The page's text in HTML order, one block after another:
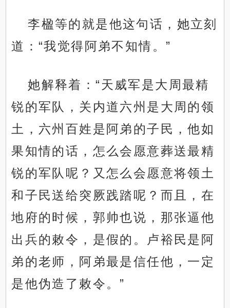
李楹等的就是他这句话，她立刻
道：“我觉得阿弟不知情。”
她解释着：“天威军是大周最精
锐的军队，关内道六州是大周的领
土，六州百姓是阿弟的子民，他如
果知情的话，怎么会愿意葬送最精
锐的军队呢？又怎么会愿意将领土
和子民送给突厥践踏呢？而且，在
地府的时候，郭帅也说，那张逼他
出兵的敕令，是假的。卢裕民是阿
弟的老师，阿弟最是信任他，一定
是他伪造了敕令。”